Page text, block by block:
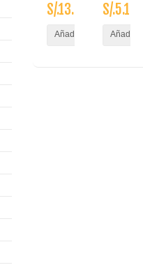
S/.13.70
Añadir al Carrito
S/.5.10
Añadir